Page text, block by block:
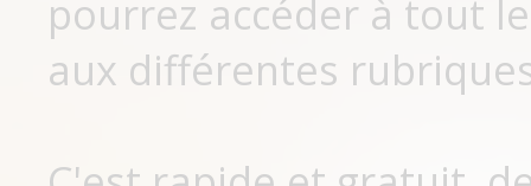
pourrez accéder à tout
aux différentes